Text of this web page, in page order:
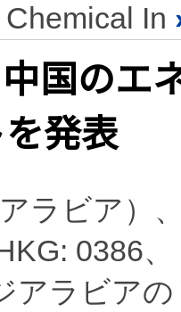
In
国のエ
発表
ラビア）
0386
アラビア